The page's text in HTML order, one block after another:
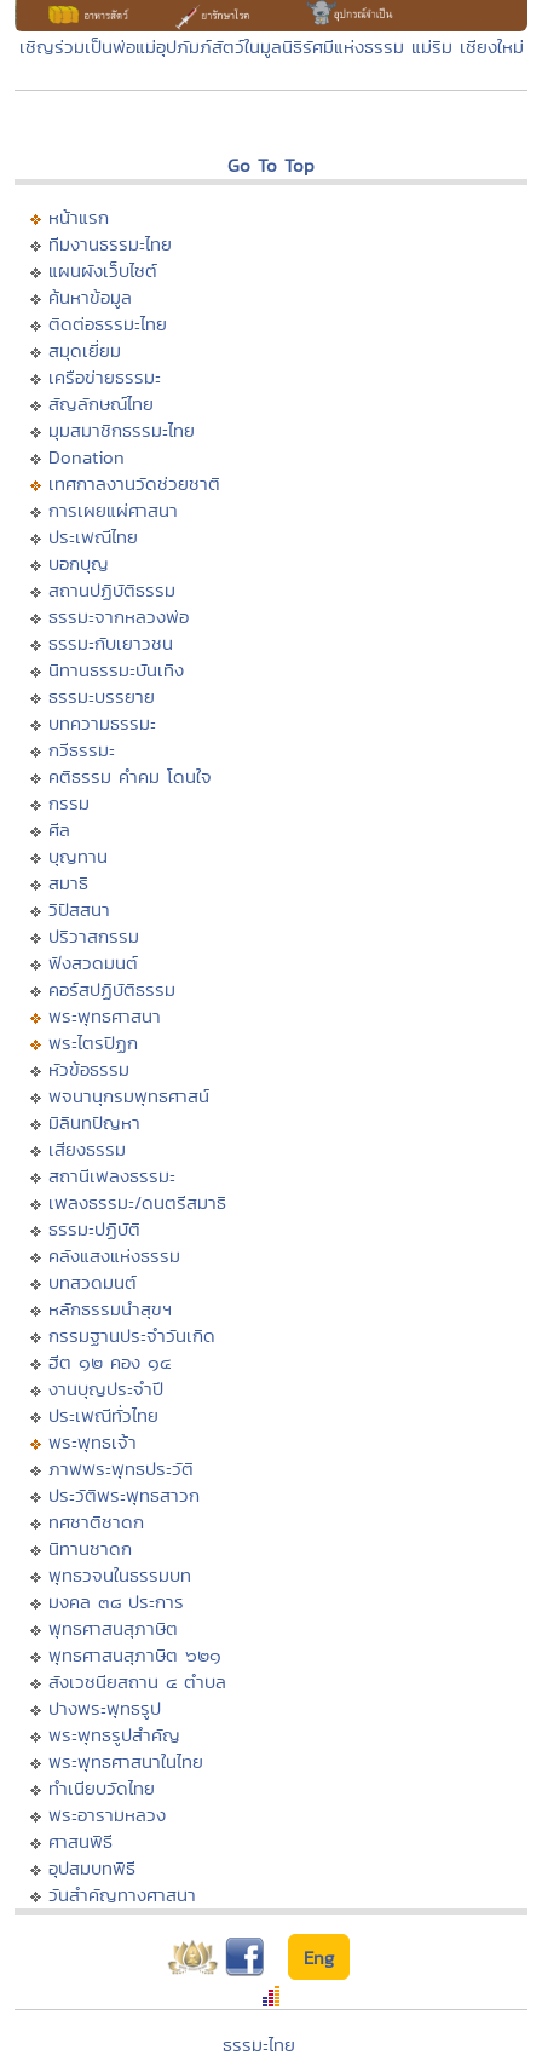
เชิญร่วมเป็นพ่อแม่อุปภัมภ์สัตว์ในมูลนิธิรัศมีแห่งธรรม แม่ริม เชียงใหม่
Go To Top
หน้าแรก
ทีมงานธรรมะไทย
แผนผังเว็บไซต์
ค้นหาข้อมูล
ติดต่อธรรมะไทย
สมุดเยี่ยม
เครือข่ายธรรมะ
สัญลักษณ์ไทย
มุมสมาชิกธรรมะไทย
Donation
เทศกาลงานวัดช่วยชาติ
การเผยแผ่ศาสนา
ประเพณีไทย
บอกบุญ
สถานปฏิบัติธรรม
ธรรมะจากหลวงพ่อ
ธรรมะกับเยาวชน
นิทานธรรมะบันเทิง
ธรรมะบรรยาย
บทความธรรมะ
กวีธรรมะ
คติธรรม คำคม โดนใจ
กรรม
ศีล
บุญทาน
สมาธิ
วิปัสสนา
ปริวาสกรรม
ฟังสวดมนต์
คอร์สปฏิบัติธรรม
พระพุทธศาสนา
พระไตรปิฏก
หัวข้อธรรม
พจนานุกรมพุทธศาสน์
มิลินทปัญหา
เสียงธรรม
สถานีเพลงธรรมะ
เพลงธรรมะ/ดนตรีสมาธิ
ธรรมะปฏิบัติ
คลังแสงแห่งธรรม
บทสวดมนต์
หลักธรรมนำสุขฯ
กรรมฐานประจำวันเกิด
ฮีต ๑๒ คอง ๑๔
งานบุญประจำปี
ประเพณีทั่วไทย
พระพุทธเจ้า
ภาพพระพุทธประวัติ
ประวัติพระพุทธสาวก
ทศชาติชาดก
นิทานชาดก
พุทธวจนในธรรมบท
มงคล ๓๘ ประการ
พุทธศาสนสุภาษิต
พุทธศาสนสุภาษิต ๖๒๑
สังเวชนียสถาน ๔ ตำบล
ปางพระพุทธรูป
พระพุทธรูปสำคัญ
พระพุทธศาสนาในไทย
ทำเนียบวัดไทย
พระอารามหลวง
ศาสนพิธี
อุปสมบทพิธี
วันสำคัญทางศาสนา
Eng
ธรรมะไทย